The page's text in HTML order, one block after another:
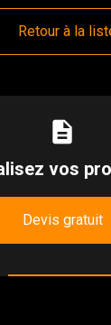
Retour à la
description
vos
Devis gratuit